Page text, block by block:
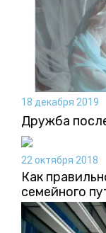
18 декабря 2019
Дружба
22 октября 2018
Как
семейного